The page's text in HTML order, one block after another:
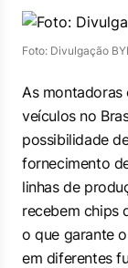
Foto: Divulgação
As montadoras
veículos no
possibilidade
fornecimento
linhas de
recebem chips
o que garante
em diferentes